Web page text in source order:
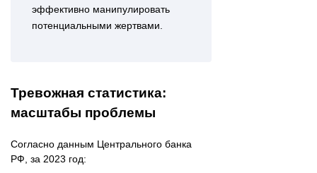
эффективно манипулировать
потенциальными жертвами.
Тревожная статистика:
масштабы проблемы
Согласно данным Центрального банка
РФ, за 2023 год: